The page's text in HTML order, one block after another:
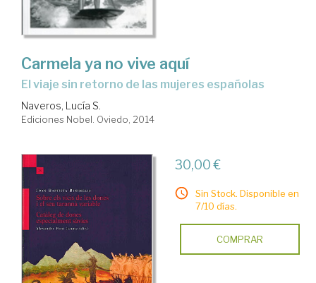
Carmela ya no vive aquí
el viaje sin retorno de las mujeres españolas
Naveros, Lucía S.
Ediciones Nobel. Oviedo, 2014
30,00 €
Sin Stock. Disponible en
7/10 días.
COMPRAR